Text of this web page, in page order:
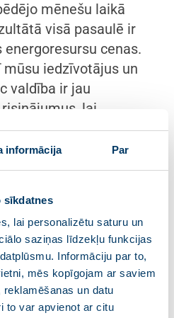
informācija Par
sīkdatnes
lai personalizētu saturu un
saziņas līdzekļu funkcijas
Informāciju par to,
mēs kopīgojam ar saviem
un datu
to var apvienot ar citu
mēnešu laikā
visā pasaulē ir
cenas.
iedzīvotājus un
valdība ir jau
lai
energoresursu cenu
sniedzot plašāku
un mazāk
vērtēt situāciju
pie risinājumiem,
cenas
pēc iespējas
K. Kariņš.